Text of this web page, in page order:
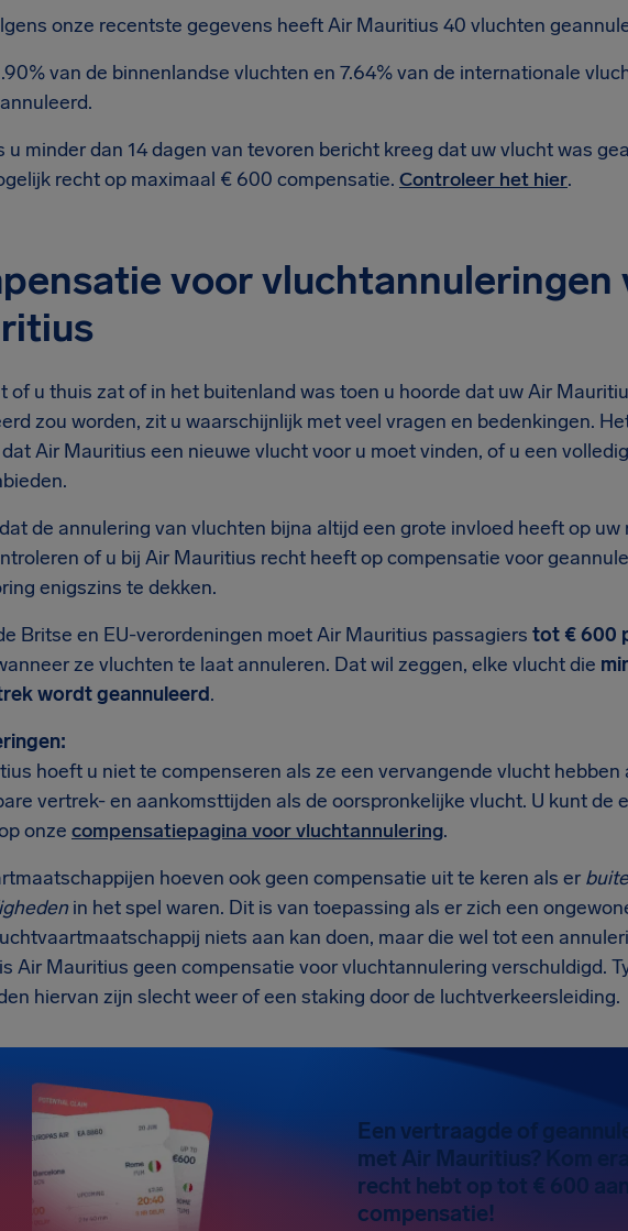
onze recentste gegevens heeft Air Mauritius 40 vluchten
van de binnenlandse vluchten en 7.64% van de internationale
u minder dan 14 dagen van tevoren bericht kreeg dat uw vlucht was
recht op maximaal € 600 compensatie. Controleer het hier.
voor vluchtannuleringen
of u thuis zat of in het buitenland was toen u hoorde dat uw Air
zou worden, zit u waarschijnlijk met veel vragen en bedenkingen.
Air Mauritius een nieuwe vlucht voor u moet vinden, of u een
de annulering van vluchten bijna altijd een grote invloed heeft op uw
of u bij Air Mauritius recht heeft op compensatie voor
enigszins te dekken.
Britse en EU-verordeningen moet Air Mauritius passagiers tot € 600
ze vluchten te laat annuleren. Dat wil zeggen, elke vlucht die
wordt geannuleerd.
hoeft u niet te compenseren als ze een vervangende vlucht hebben
vertrek- en aankomsttijden als de oorspronkelijke vlucht. U kunt de
onze compensatiepagina voor vluchtannulering.
hoeven ook geen compensatie uit te keren als er
in het spel waren. Dit is van toepassing als er zich een
niets aan kan doen, maar die wel tot een
Air Mauritius geen compensatie voor vluchtannulering verschuldigd.
hiervan zijn slecht weer of een staking door de luchtverkeersleiding.
Een vertraagde of
met Air Mauritius? Kom
recht hebt op tot € 600 aan
compensatie!